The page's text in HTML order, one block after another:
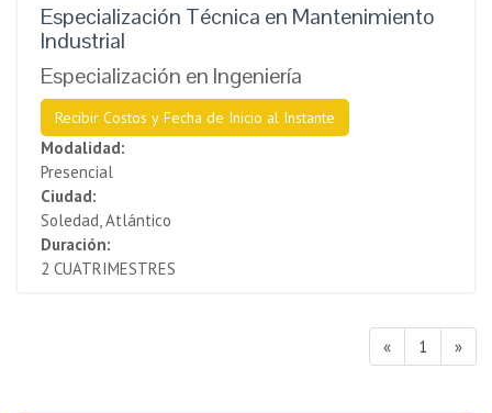
Especialización Técnica en Mantenimiento
Industrial
Especialización en Ingeniería
Recibir Costos y Fecha de Inicio al Instante
Modalidad:
Presencial
Ciudad:
Soledad, Atlántico
Duración:
2 CUATRIMESTRES
« 1 »